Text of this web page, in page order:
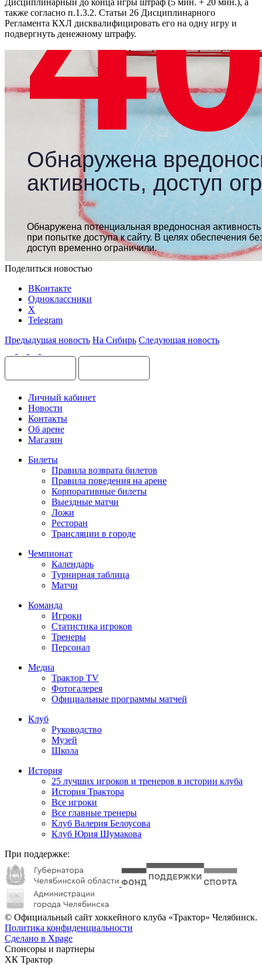
также согласно п.1.3.2. Статьи 26 Дисциплинарного
Регламента КХЛ дисквалифицировать его на одну игру и
подвергнуть денежному штрафу.
Поделиться новостью
ВКонтакте
Одноклассники
X
Telegram
Предыдущая новость На Сибирь Следующая новость
Личный кабинет
Новости
Контакты
Об арене
Магазин
Билеты
Правила возврата билетов
Правила поведения на арене
Корпоративные билеты
Выездные матчи
Ложи
Ресторан
Трансляции в городе
Чемпионат
Календарь
Турнирная таблица
Матчи
Команда
Игроки
Статистика игроков
Тренеры
Персонал
Медиа
Трактор TV
Фотогалерея
Официальные программы матчей
Клуб
Руководство
Музей
Школа
История
25 лучших игроков и тренеров в истории клуба
История Трактора
Все игроки
Все главные тренеры
Клуб Валерия Белоусова
Клуб Юрия Шумакова
При поддержке:
© Официальный сайт хоккейного клуба «Трактор» Челябинск.
Политика конфиденциальности
Сделано в Xpage
Спонсоры и партнеры
ХК Трактор